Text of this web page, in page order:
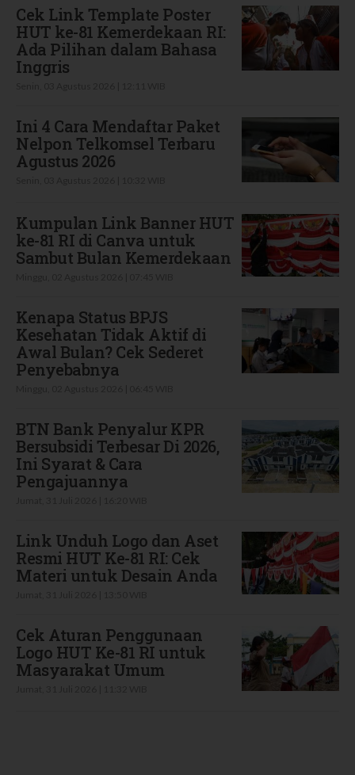
Cek Link Template Poster
HUT ke-81 Kemerdekaan RI:
Ada Pilihan dalam Bahasa
Inggris
Ini 4 Cara Mendaftar Paket
Nelpon Telkomsel Terbaru
Agustus 2026
Kumpulan Link Banner HUT
ke-81 RI di Canva untuk
Sambut Bulan Kemerdekaan
Kenapa Status BPJS
Kesehatan Tidak Aktif di
Awal Bulan? Cek Sederet
Penyebabnya
BTN Bank Penyalur KPR
Bersubsidi Terbesar Di 2026,
Ini Syarat & Cara
Pengajuannya
Link Unduh Logo dan Aset
Resmi HUT Ke-81 RI: Cek
Materi untuk Desain Anda
Cek Aturan Penggunaan
Logo HUT Ke-81 RI untuk
Masyarakat Umum